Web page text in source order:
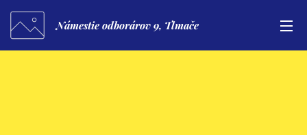
Námestie odborárov 9, Tlmače